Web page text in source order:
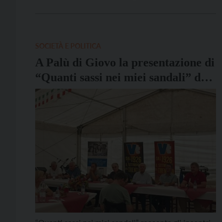
A Palù di Giovo la presentazione di
“Quanti sassi nei miei sandali” di
Giacomo Santini